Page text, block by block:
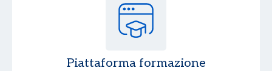
Piattaforma formazione